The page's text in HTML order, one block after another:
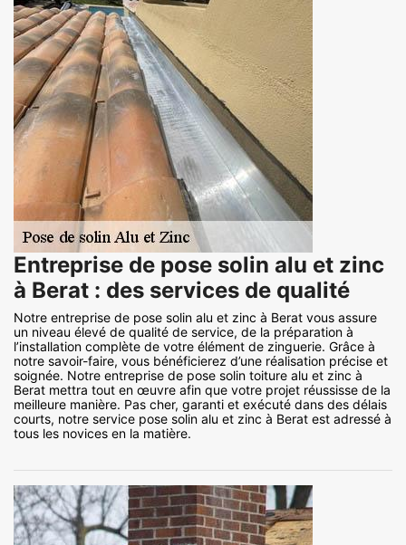
Entreprise de pose solin alu et zinc
à Berat : des services de qualité
Notre entreprise de pose solin alu et zinc à Berat vous assure
un niveau élevé de qualité de service, de la préparation à
l’installation complète de votre élément de zinguerie. Grâce à
notre savoir-faire, vous bénéficierez d’une réalisation précise et
soignée. Notre entreprise de pose solin toiture alu et zinc à
Berat mettra tout en œuvre afin que votre projet réussisse de la
meilleure manière. Pas cher, garanti et exécuté dans des délais
courts, notre service pose solin alu et zinc à Berat est adressé à
tous les novices en la matière.